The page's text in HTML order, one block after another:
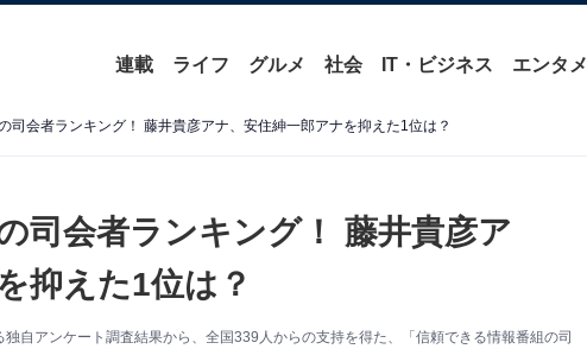
連載 ライフ グルメ 社会 IT・ビジネス エンタメ
司会者ランキング！ 藤井貴彦アナ、安住紳一郎アナを抑えた1位は？
司会者ランキング！ 藤井貴彦ア
抑えた1位は？
自アンケート調査結果から、全国339人からの支持を得た、「信頼できる情報番組の司